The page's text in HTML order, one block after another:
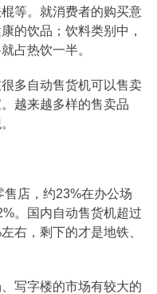
等。就消费者的购买意
的饮品；饮料类别中，
占热饮一半。
多自动售货机可以售卖
越来越多样的售卖品
店，约23%在办公场
。国内自动售货机超过
右，剩下的才是地铁、
写字楼的市场有较大的